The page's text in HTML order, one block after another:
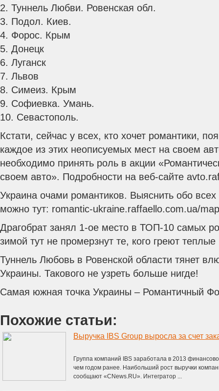
2. Туннель Любви. Ровенская обл.
3. Подол. Киев.
4. Форос. Крым
5. Донецк
6. Луганск
7. Львов
8. Симеиз. Крым
9. Софиевка. Умань.
10. Севастополь.
Кстати, сейчас у всех, кто хочет романтики,
каждое из этих неописуемых мест на своем
необходимо принять роль в акции
своем авто». Подробности на веб-сайте
Украина очами романтиков. Выяснить обо всех
можно тут: romantic-ukraine.raffaello.com.ua/map
Драгобрат занял 1-ое место в ТОП-10 самых
зимой тут не промерзнут те, кого греют теплые
Туннель Любовь в Ровенской области тянет
Украины. Такового не узреть больше нигде!
Самая южная точка Украины – Романтичный
Похожие статьи:
Выручка IBS Group выросла за счет
Группа компаний IBS заработала в 2013
чем годом ранее. Наибольший рост выручки
сообщают «CNews.RU». Интегратор ...